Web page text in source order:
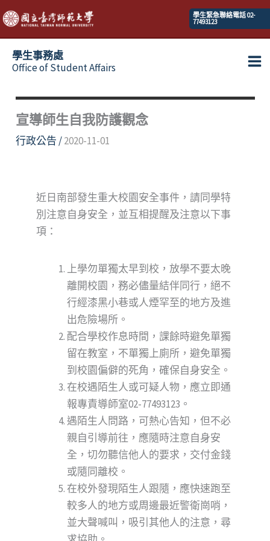
跳
至
主
學生緊急聯絡電話 02-
77493123
學生事務處
Office of Student Affairs
宣導師生自我防護觀念
行政公告 /2020-11-01
近日南部發生重大校園安全事件，請同學特
別注意自身安全，並互相提醒及注意以下事
項：
上學勿單獨太早到校，放學不要太晚
離開校園，務必儘量結伴同行，絕不
行經漆黑小巷或人煙罕至的地方及進
出危險場所。
配合學校作息時間，課餘時避免單獨
留在教室，不單獨上廁所，避免單獨
到校園偏僻的死角，確保自身安全。
在校遇陌生人或可疑人物，應立即通
報專責導師室02-77493123。
遇陌生人問路，可熱心告知，但不必
親自引導前往，應隨時注意自身安
全，切勿聽信他人的要求，交付金錢
或隨同離校。
在校外發現陌生人跟隨，應快速跑至
較多人的地方或周邊最近警衛崗哨，
並大聲喊叫，吸引其他人的注意，尋